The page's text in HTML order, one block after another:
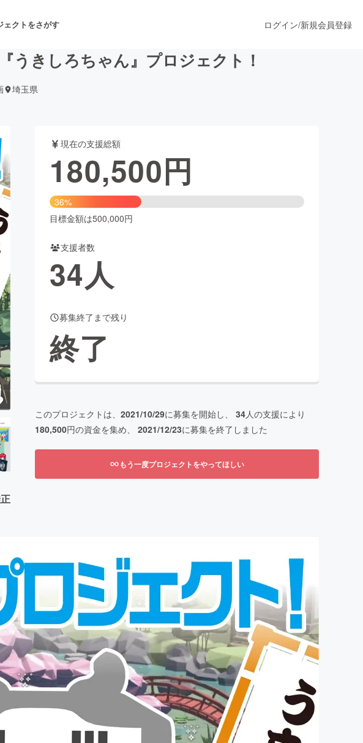
ェクトをさがす
・パフォーマンス
ド・飲食店 ファッション
メ・漫画
ューティー・ヘルスケア
Creation
ュニティ
ログイン/新規会員登録
うきしろちゃん』プロジェクト！
埼玉県
現在の支援総額
180,500円
36%
目標金額は500,000円
支援者数
34人
募集終了まで残り
終了
このプロジェクトは、 2021/10/29に募集を開始し、 34人の支援により
180,500円の資金を集め、 2021/12/23に募集を終了しました
もう一度プロジェクトをやってほしい